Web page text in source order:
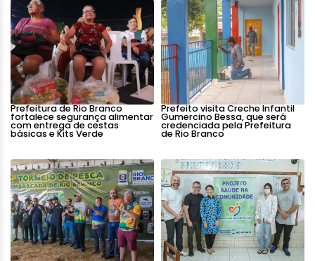
Prefeitura de Rio Branco
fortalece segurança alimentar
com entrega de cestas
básicas e Kits Verde
Prefeito visita Creche Infantil
Gumercino Bessa, que será
credenciada pela Prefeitura
de Rio Branco